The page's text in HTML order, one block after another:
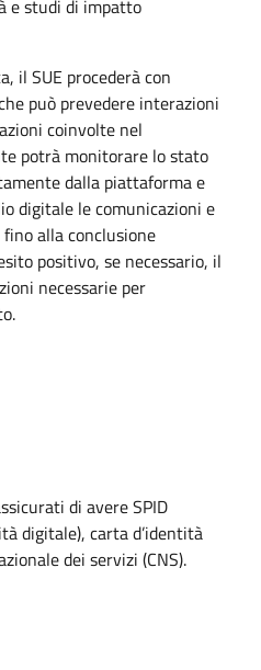
e studi di impatto
il SUE procederà con
può prevedere interazioni
coinvolte nel
potrà monitorare lo stato
dalla piattaforma e
digitale le comunicazioni e
alla conclusione
positivo, se necessario, il
necessarie per
di avere SPID
digitale), carta d’identità
dei servizi (CNS).